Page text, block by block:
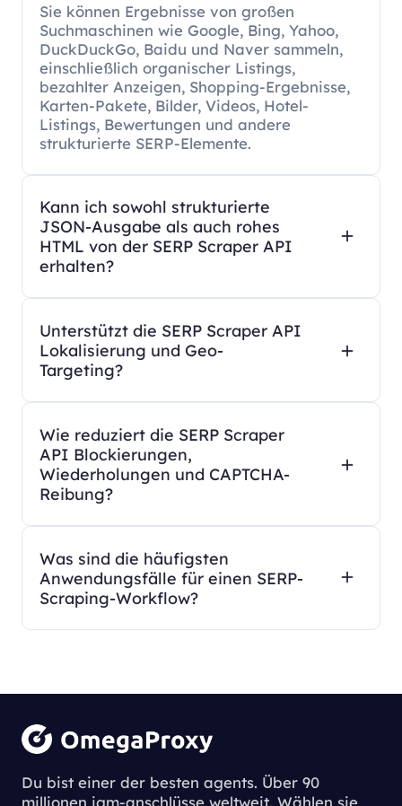
Sie können Ergebnisse von großen
Suchmaschinen wie Google, Bing, Yahoo,
DuckDuckGo, Baidu und Naver sammeln,
einschließlich organischer Listings,
bezahlter Anzeigen, Shopping-Ergebnisse,
Karten-Pakete, Bilder, Videos, Hotel-
Listings, Bewertungen und andere
strukturierte SERP-Elemente.
Kann ich sowohl strukturierte
JSON-Ausgabe als auch rohes
HTML von der SERP Scraper API
erhalten?
Unterstützt die SERP Scraper API
Lokalisierung und Geo-
Targeting?
Wie reduziert die SERP Scraper
API Blockierungen,
Wiederholungen und CAPTCHA-
Reibung?
Was sind die häufigsten
Anwendungsfälle für einen SERP-
Scraping-Workflow?
Du bist einer der besten agents. Über 90
millionen igm-anschlüsse weltweit. Wählen sie